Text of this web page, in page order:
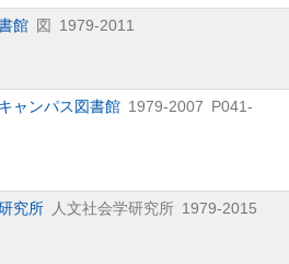
館 図 1979-2011
ャンパス図書館 1979-2007 P041-
究所
人文社会学研究所 1979-2015